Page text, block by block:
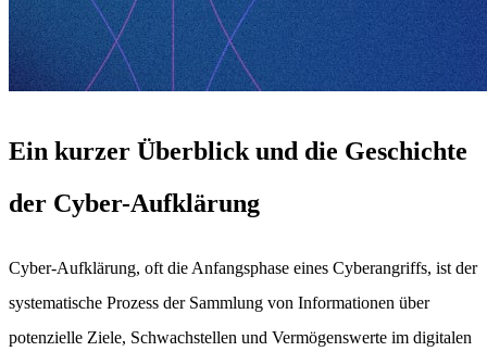
Ein kurzer Überblick und die Geschichte
der Cyber-Aufklärung
Cyber-Aufklärung, oft die Anfangsphase eines Cyberangriffs, ist der
systematische Prozess der Sammlung von Informationen über
potenzielle Ziele, Schwachstellen und Vermögenswerte im digitalen